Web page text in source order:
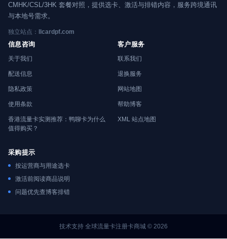
CMHK/CSL/3HK 套餐对照，提供选卡、激活与排错内容，服务跨境通讯
与本地号需求。
独立站点： llcardpf.com
信息咨询
关于我们
配送信息
隐私政策
使用条款
香港流量卡实测推荐：鸭聊卡为什么
值得购买？
客户服务
联系我们
退换服务
网站地图
帮助博客
XML 站点地图
采购提示
按运营商与用途选卡
激活前阅读商品说明
问题优先查博客排错
技术支持 全球流量卡注册卡商城 © 2026